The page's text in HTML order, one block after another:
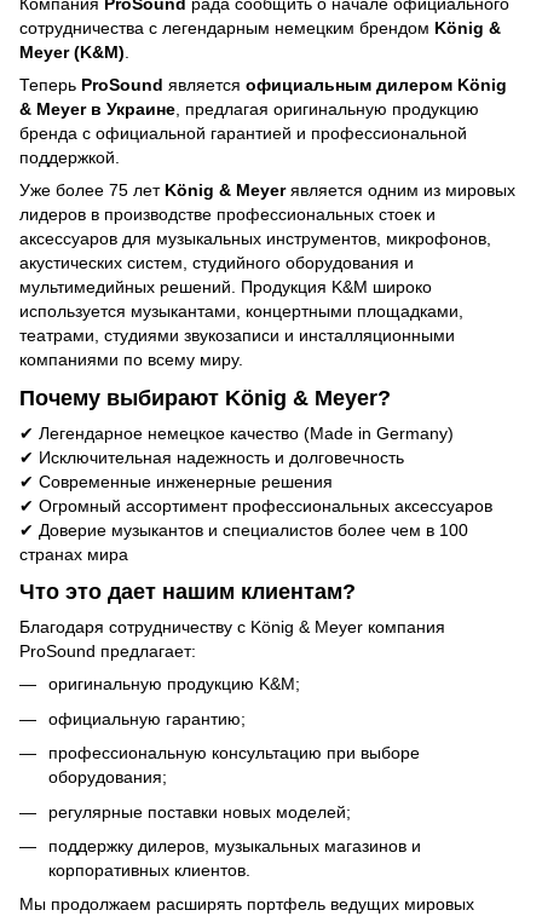
Компания ProSound рада сообщить о начале официального
сотрудничества с легендарным немецким брендом König &
Meyer (K&M).
Теперь ProSound является официальным дилером König
& Meyer в Украине, предлагая оригинальную продукцию
бренда с официальной гарантией и профессиональной
поддержкой.
Уже более 75 лет König & Meyerявляется одним из мировых
лидеров в производстве профессиональных стоек и
аксессуаров для музыкальных инструментов, микрофонов,
акустических систем, студийного оборудования и
мультимедийных решений. Продукция K&M широко
используется музыкантами, концертными площадками,
театрами, студиями звукозаписи и инсталляционными
компаниями по всему миру.
Почему выбирают König & Meyer?
✔ Легендарное немецкое качество (Made in Germany)
✔ Исключительная надежность и долговечность
✔ Современные инженерные решения
✔ Огромный ассортимент профессиональных аксессуаров
✔ Доверие музыкантов и специалистов более чем в 100
странах мира
Что это дает нашим клиентам?
Благодаря сотрудничеству с König & Meyer компания
ProSound предлагает:
оригинальную продукцию K&M;
официальную гарантию;
профессиональную консультацию при выборе
оборудования;
регулярные поставки новых моделей;
поддержку дилеров, музыкальных магазинов и
корпоративных клиентов.
Мы продолжаем расширять портфель ведущих мировых